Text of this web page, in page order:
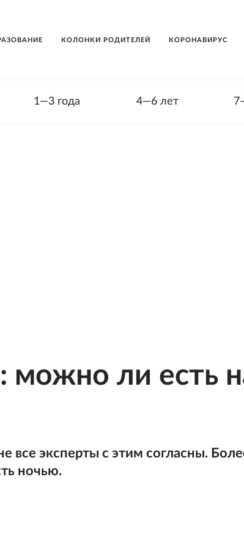
КОЛОНКИ РОДИТЕЛЕЙ КОРОНАВИРУС
1—3 года 4—6 лет
можно ли есть
все эксперты с этим согласны.
ночью.